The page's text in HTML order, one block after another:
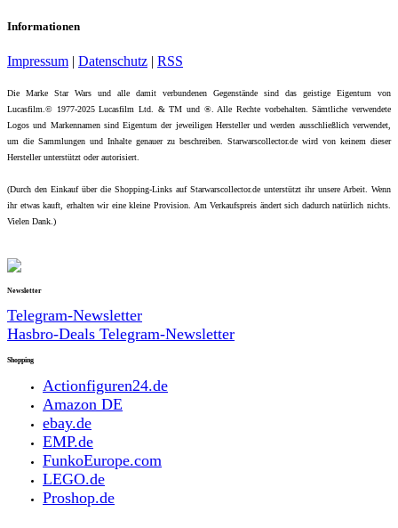
Informationen
Impressum | Datenschutz | RSS
Die Marke Star Wars und alle damit verbundenen Gegenstände sind das geistige Eigentum von
Lucasfilm.© 1977-2025 Lucasfilm Ltd. & TM und ®. Alle Rechte vorbehalten. Sämtliche verwendete
Logos und Markennamen sind Eigentum der jeweiligen Hersteller und werden ausschließlich verwendet,
um die Sammlungen und Inhalte genauer zu beschreiben. Starwarscollector.de wird von keinem dieser
Hersteller unterstützt oder autorisiert.
(Durch den Einkauf über die Shopping-Links auf Starwarscollector.de unterstützt ihr unsere Arbeit. Wenn
ihr etwas kauft, erhalten wir eine kleine Provision. Am Verkaufspreis ändert sich dadurch natürlich nichts.
Vielen Dank.)
Newsletter
Telegram-Newsletter
Hasbro-Deals Telegram-Newsletter
Shopping
Actionfiguren24.de
Amazon DE
ebay.de
EMP.de
FunkoEurope.com
LEGO.de
Proshop.de